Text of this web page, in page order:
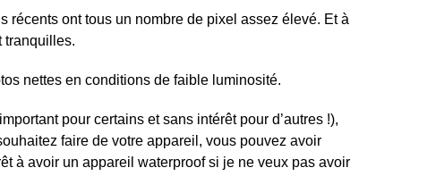
récents ont tous un nombre de pixel assez élevé. Et à
tranquilles.
nettes en conditions de faible luminosité.
pour certains et sans intérêt pour d’autres !),
faire de votre appareil, vous pouvez avoir
à avoir un appareil waterproof si je ne veux pas avoir